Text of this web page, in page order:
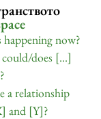
happening now?
does […]
a relationship
and [Y]?